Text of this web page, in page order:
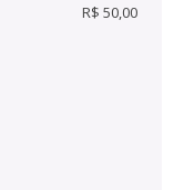
R$ 50,00